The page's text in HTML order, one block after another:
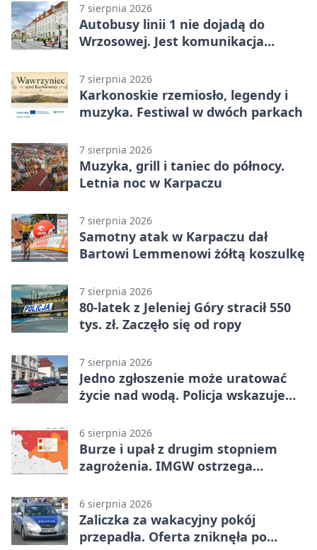
7 sierpnia 2026
Autobusy linii 1 nie dojadą do
Wrzosowej. Jest komunikacja
7 sierpnia 2026
Karkonoskie rzemiosło, legendy i
muzyka. Festiwal w dwóch parkach
7 sierpnia 2026
Muzyka, grill i taniec do północy.
Letnia noc w Karpaczu
7 sierpnia 2026
Samotny atak w Karpaczu dał
Bartowi Lemmenowi żółtą koszulkę
7 sierpnia 2026
80-latek z Jeleniej Góry stracił 550
tys. zł. Zaczęło się od ropy
7 sierpnia 2026
Jedno zgłoszenie może uratować
życie nad wodą. Policja wskazuje
6 sierpnia 2026
Burze i upał z drugim stopniem
zagrożenia. IMGW ostrzega
6 sierpnia 2026
Zaliczka za wakacyjny pokój
przepadła. Oferta zniknęła po